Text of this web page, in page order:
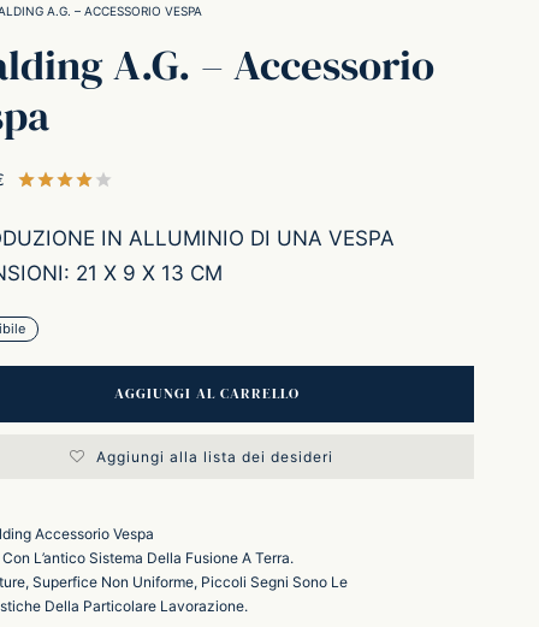
A.G. – ACCESSORIO VESPA
A.G. – Accessorio
IN ALLUMINIO DI UNA VESPA
21 X 9 X 13 CM
AGGIUNGI AL CARRELLO
Aggiungi alla lista dei desideri
Accessorio Vespa
L’antico Sistema Della Fusione A Terra.
Superfice Non Uniforme, Piccoli Segni Sono Le
Della Particolare Lavorazione.